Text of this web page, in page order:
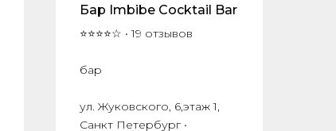
Бар Imbibe Cocktail Bar
⭐⭐⭐⭐☆ • 19 отзывов
бар
ул. Жуковского, 6,этаж 1,
Санкт Петербург •